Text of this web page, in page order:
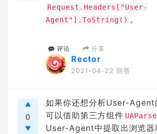
Request.Headers["User-
Agent"].ToString() 。
评论 分享
Rector
2021-04-22 回答
0
如果你还想分析User-Agent
可以借助第三方组件
User-Agent中提取出浏览器